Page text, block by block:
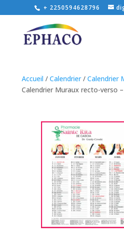
+ 2250594628796
Accueil / Calendrier/ Calendrier
Calendrier Muraux recto-verso